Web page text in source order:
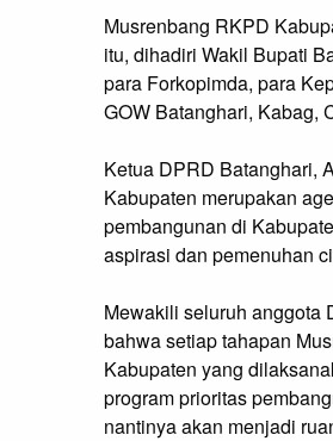
Musrenbang RKPD
itu, dihadiri Wakil Bupati
para Forkopimda, para
GOW Batanghari, Kabag,
Ketua DPRD Batanghari,
Kabupaten merupakan
pembangunan di
aspirasi dan pemenuhan
Mewakili seluruh anggota
bahwa setiap tahapan
Kabupaten yang
program prioritas
nantinya akan menjadi